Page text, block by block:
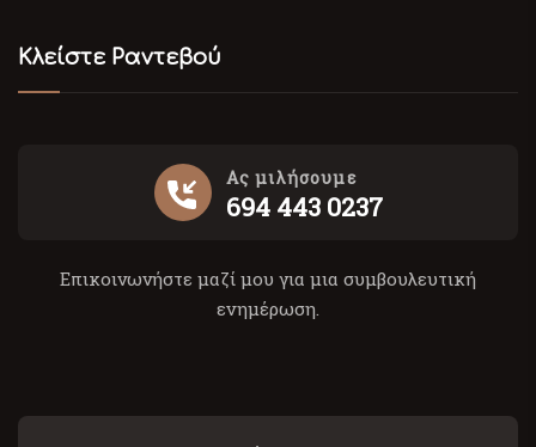
Κλείστε Ραντεβού
Ας μιλήσουμε
694 443 0237
Επικοινωνήστε μαζί μου για μια συμβουλευτική
ενημέρωση.